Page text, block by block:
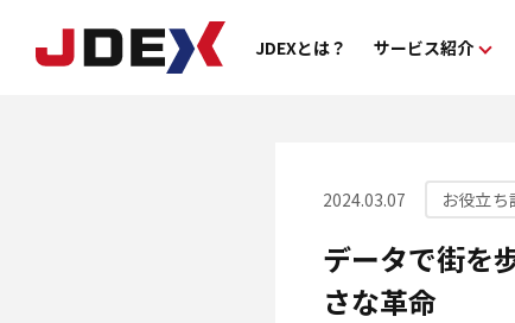
JDEXとは？ サービス紹介
2024.03.07 お役立ち
データで街を
さな革命